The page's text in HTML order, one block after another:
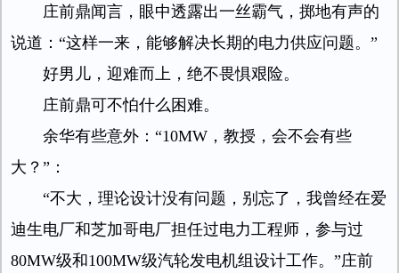
庄前鼎闻言，眼中透露出一丝霸气，掷地有声的
说道：“这样一来，能够解决长期的电力供应问题。”
好男儿，迎难而上，绝不畏惧艰险。
庄前鼎可不怕什么困难。
余华有些意外：“10MW，教授，会不会有些
大？”：
“不大，理论设计没有问题，别忘了，我曾经在爱
迪生电厂和芝加哥电厂担任过电力工程师，参与过
80MW级和100MW级汽轮发电机组设计工作。”庄前